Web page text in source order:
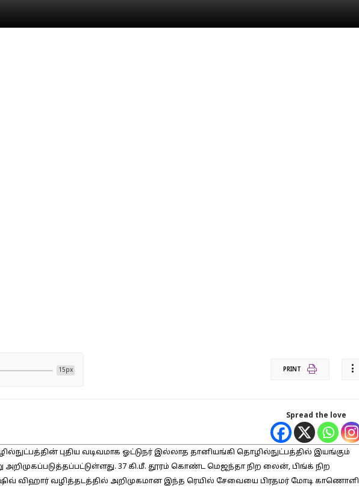
15px PRINT
Spread the love
புதிய வடிவமாக ஓட்டுநர் இல்லாத தானியங்கி தொழில்நுட்பத்தில் இயங்கும்
37 கி.மீ. தூரம் கொண்ட மெஜந்தா நிற லைன், பிங்க் நிற
விஹார் வழித்தடத்தில் அறிமுகமான இந்த ரெயில் சேவையை பிரதமர் மோடி காணொளி